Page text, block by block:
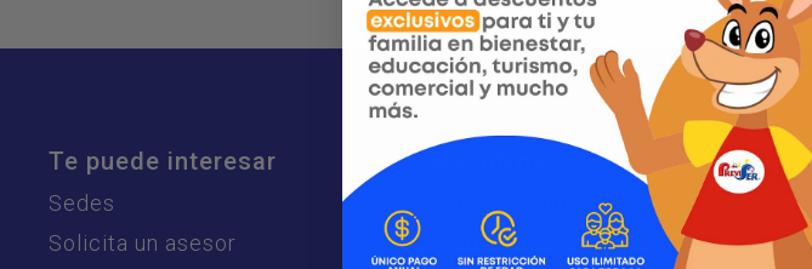
Te puede interesar
Sedes
Solicita un asesor
Trabaja aquí